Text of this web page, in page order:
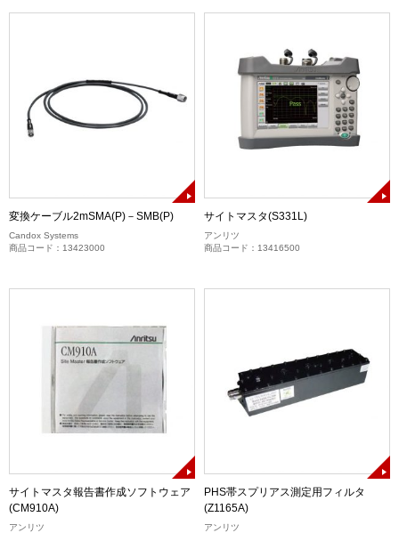
変換ケーブル2mSMA(P)－SMB(P)
Candox Systems
商品コード：13423000
サイトマスタ(S331L)
アンリツ
商品コード：13416500
サイトマスタ報告書作成ソフトウェア
(CM910A)
アンリツ
PHS帯スプリアス測定用フィルタ
(Z1165A)
アンリツ